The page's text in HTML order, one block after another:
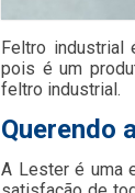
Feltro industrial
pois é um
feltro industrial.
Querendo
A Lester é uma